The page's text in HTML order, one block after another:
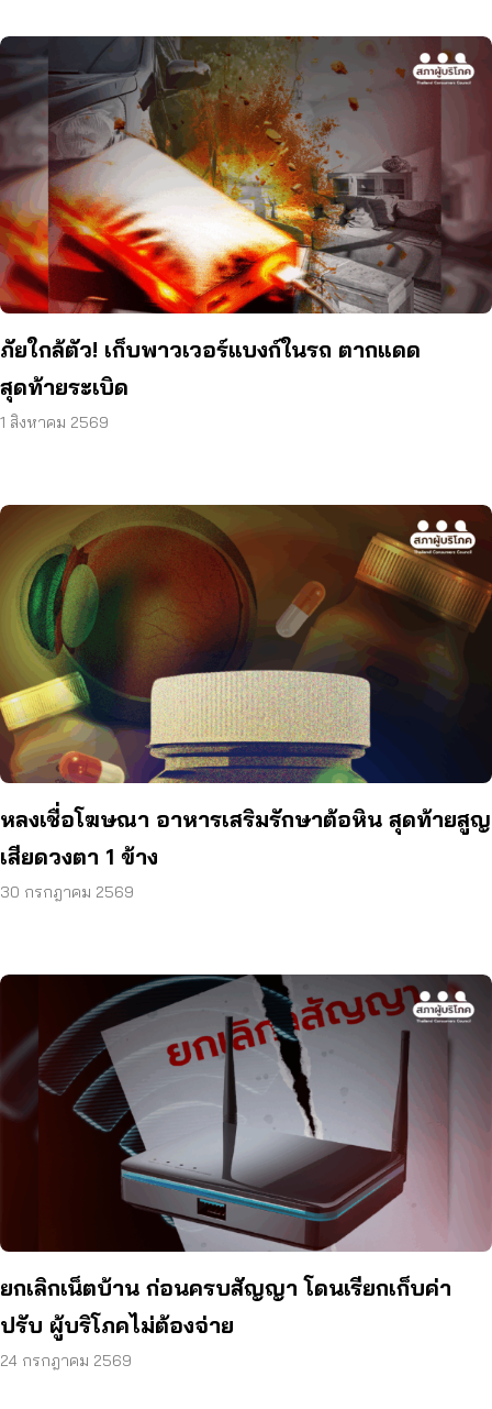
ภัยใกล้ตัว! เก็บพาวเวอร์แบงก์ในรถ ตากแดด
สุดท้ายระเบิด
1 สิงหาคม 2569
หลงเชื่อโฆษณา อาหารเสริมรักษาต้อหิน สุดท้ายสูญ
เสียดวงตา 1 ข้าง
30 กรกฎาคม 2569
ยกเลิกเน็ตบ้าน ก่อนครบสัญญา โดนเรียกเก็บค่า
ปรับ ผู้บริโภคไม่ต้องจ่าย
24 กรกฎาคม 2569